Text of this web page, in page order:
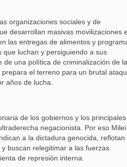
organizaciones sociales y de
desarrollan masivas movilizaciones
las entregas de alimentos y
que luchan y persiguiendo a sus
de una política de criminalización de la
el terreno para un brutal
años de lucha.
de los gobiernos y los principales
negacionista. Por eso
a la dictadura genocida, reflotan
buscan relegitimar a las fuerzas
de represión interna.